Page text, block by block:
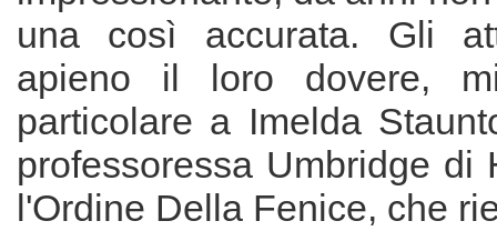
una così accurata. Gli
apieno il loro dovere,
particolare a Imelda
professoressa Umbridge di
l'Ordine Della Fenice, che